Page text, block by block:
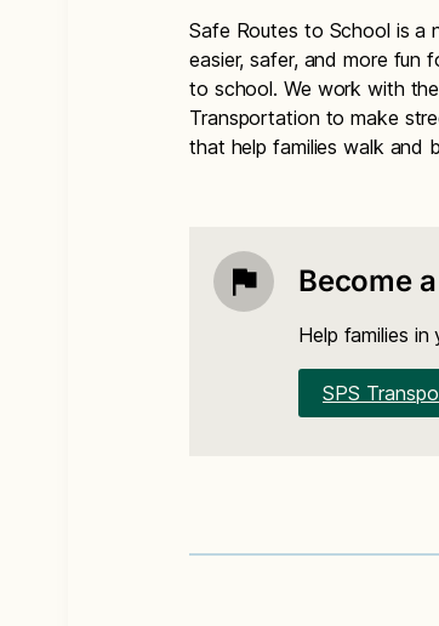
Safe Routes to School is a
easier, safer, and more fun
to school. We work with
Transportation to make
that help families walk and
Become
Help families
SPS